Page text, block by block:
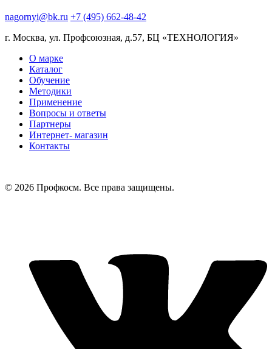
nagornyi@bk.ru +7 (495) 662-48-42
г. Москва, ул. Профсоюзная, д.57, БЦ «ТЕХНОЛОГИЯ»
О марке
Каталог
Обучение
Методики
Применение
Вопросы и ответы
Партнеры
Интернет- магазин
Контакты
© 2026 Профкосм. Все права защищены.